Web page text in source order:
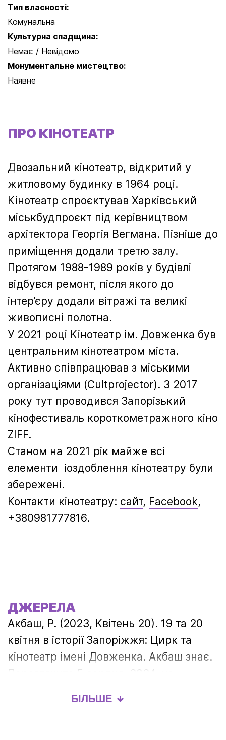
Тип власності:
Комунальна
Культурна спадщина:
Немає / Невідомо
Монументальне мистецтво:
Наявне
ПРО КІНОТЕАТР
Двозальний кінотеатр, відкритий у
житловому будинку в 1964 році.
Кінотеатр спроєктував Харківський
міськбудпроєкт під керівництвом
архітектора Георгія Вегмана. Пізніше до
приміщення додали третю залу.
Протягом 1988-1989 років у будівлі
відбувся ремонт, після якого до
інтер’єру додали вітражі та великі
живописні полотна.
У 2021 році Кінотеатр ім. Довженка був
центральним кінотеатром міста.
Активно співпрацював з міськими
організаціями (Cultprojector). З 2017
року тут проводився Запорізький
кінофестиваль короткометражного кіно
ZIFF.
Станом на 2021 рік майже всі
елементи іоздоблення кінотеатру були
збережені.
Контакти кінотеатру: сайт, Facebook,
+380981777816.
ДЖЕРЕЛА
Акбаш, Р. (2023, Квітень 20). 19 та 20
квітня в історії Запоріжжя: Цирк та
кінотеатр імені Довженка. Акбаш знає.
Переглянуто 5 серпня, 2024, на
БІЛЬШЕ